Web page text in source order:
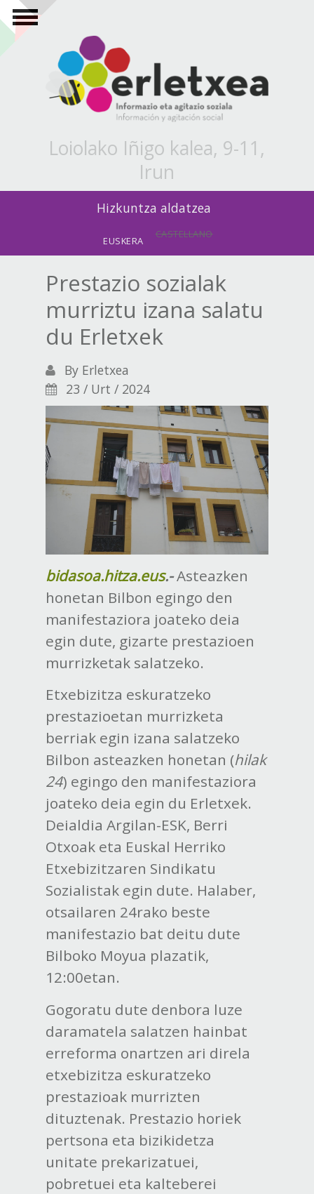
Skip to main content
Loiolako Iñigo kalea, 9-11,
Irun
Hizkuntza aldatzea
EUSKERA
CASTELLANO
Prestazio sozialak
murriztu izana salatu
du Erletxek
By Erletxea
23 / Urt / 2024
bidasoa.hitza.eus.-Asteazken
honetan Bilbon egingo den
manifestaziora joateko deia
egin dute, gizarte prestazioen
murrizketak salatzeko.
Etxebizitza eskuratzeko
prestazioetan murrizketa
berriak egin izana salatzeko
Bilbon asteazken honetan (hilak
24) egingo den manifestaziora
joateko deia egin du Erletxek.
Deialdia Argilan-ESK, Berri
Otxoak eta Euskal Herriko
Etxebizitzaren Sindikatu
Sozialistak egin dute. Halaber,
otsailaren 24rako beste
manifestazio bat deitu dute
Bilboko Moyua plazatik,
12:00etan.
Gogoratu dute denbora luze
daramatela salatzen hainbat
erreforma onartzen ari direla
etxebizitza eskuratzeko
prestazioak murrizten
dituztenak. Prestazio horiek
pertsona eta bizikidetza
unitate prekarizatuei,
pobretuei eta kalteberei